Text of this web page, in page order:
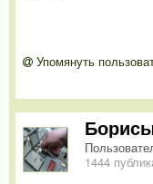
Упомянуть
1444